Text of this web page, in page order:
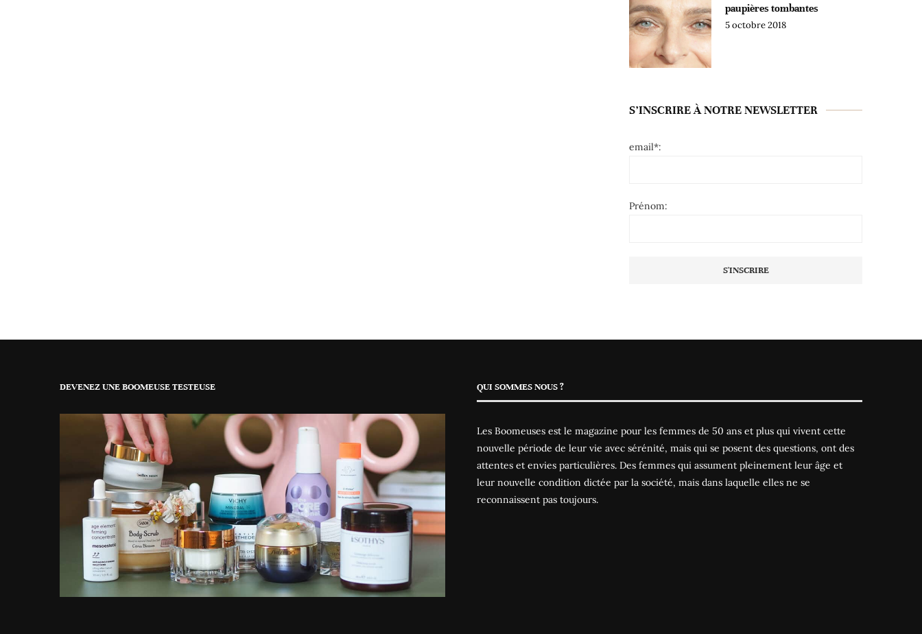
paupières tombantes
5 octobre 2018
S’INSCRIRE À NOTRE NEWSLETTER
email*:
Prénom:
DEVENEZ UNE BOOMEUSE TESTEUSE QUI SOMMES NOUS ?
Les Boomeuses est le magazine pour les femmes de 50 ans et plus qui vivent cette
nouvelle période de leur vie avec sérénité, mais qui se posent des questions, ont des
attentes et envies particulières. Des femmes qui assument pleinement leur âge et
leur nouvelle condition dictée par la société, mais dans laquelle elles ne se
reconnaissent pas toujours.